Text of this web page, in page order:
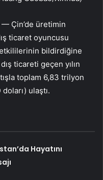
— Çin’de üretimin
ticaret oyuncusu
bildirdiğine
ticareti geçen yılın
toplam 6,83 trilyon
ulaştı.
Hayatını